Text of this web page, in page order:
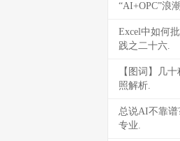
“AI+OPC”浪
Excel中如何
践之二十六.
【图词】几
照解析.
总说AI不靠谱
专业.